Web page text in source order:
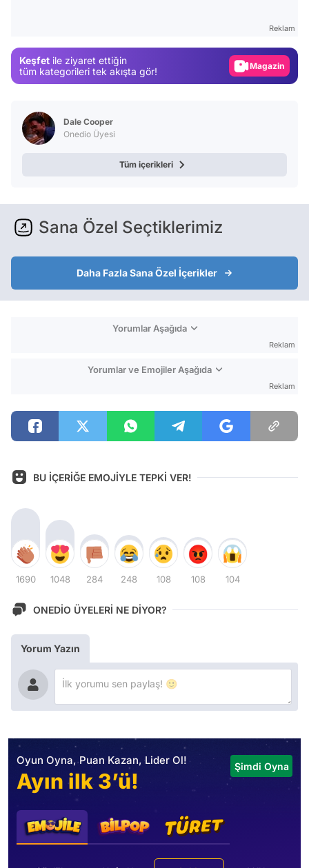
Reklam
Keşfet ile ziyaret ettiğin
tüm kategorileri tek akışta gör!
Video
Dale Cooper
Onedio Üyesi
Tüm içerikleri
Sana Özel Seçtiklerimiz
Daha Fazla Sana Özel İçerikler
Yorumlar Aşağıda
Reklam
Yorumlar ve Emojiler Aşağıda
Reklam
BU İÇERİĞE EMOJİYLE TEPKİ VER!
1690 1048 284 248 108 108 104
ONEDİO ÜYELERİ NE DİYOR?
Yorum Yazın
Oyun Oyna, Puan Kazan, Lider Ol!
Ayın ilk 3’ü!
Şimdi Oyna